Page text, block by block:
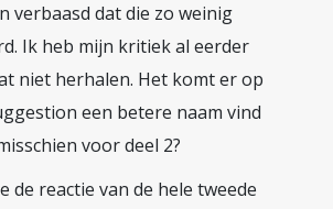
verbaasd dat die zo weinig
Ik heb mijn kritiek al eerder
niet herhalen. Het komt er op
een betere naam vind
voor deel 2?
de reactie van de hele tweede